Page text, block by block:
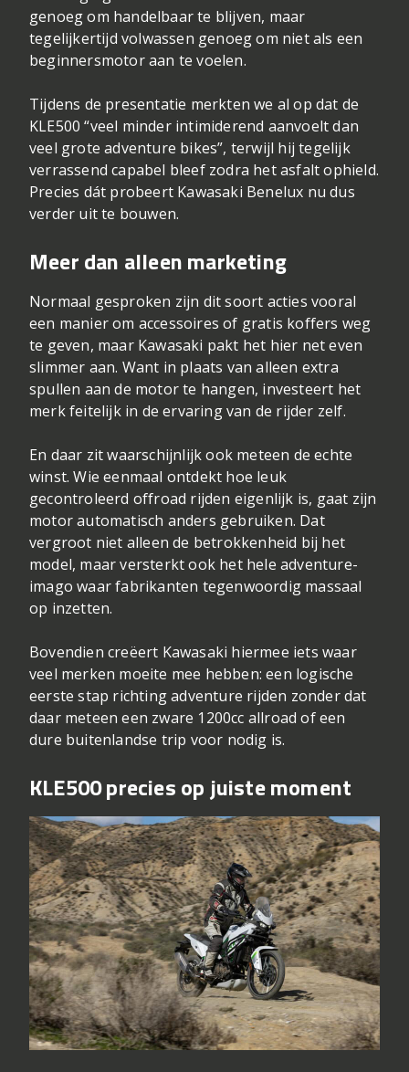
genoeg om handelbaar te blijven, maar
tegelijkertijd volwassen genoeg om niet als een
beginnersmotor aan te voelen.
Tijdens de presentatie merkten we al op dat de
KLE500 “veel minder intimiderend aanvoelt dan
veel grote adventure bikes”, terwijl hij tegelijk
verrassend capabel bleef zodra het asfalt ophield.
Precies dát probeert Kawasaki Benelux nu dus
verder uit te bouwen.
Meer dan alleen marketing
Normaal gesproken zijn dit soort acties vooral
een manier om accessoires of gratis koffers weg
te geven, maar Kawasaki pakt het hier net even
slimmer aan. Want in plaats van alleen extra
spullen aan de motor te hangen, investeert het
merk feitelijk in de ervaring van de rijder zelf.
En daar zit waarschijnlijk ook meteen de echte
winst. Wie eenmaal ontdekt hoe leuk
gecontroleerd offroad rijden eigenlijk is, gaat zijn
motor automatisch anders gebruiken. Dat
vergroot niet alleen de betrokkenheid bij het
model, maar versterkt ook het hele adventure-
imago waar fabrikanten tegenwoordig massaal
op inzetten.
Bovendien creëert Kawasaki hiermee iets waar
veel merken moeite mee hebben: een logische
eerste stap richting adventure rijden zonder dat
daar meteen een zware 1200cc allroad of een
dure buitenlandse trip voor nodig is.
KLE500 precies op juiste moment